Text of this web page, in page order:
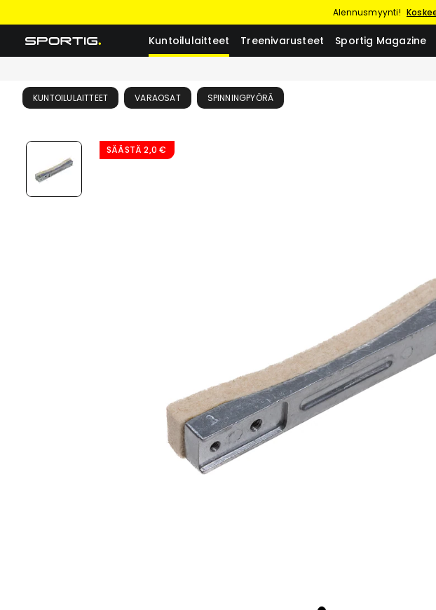
Alennusmyynti!
Kuntoilulaitteet Treenivarusteet Sportig Magazine
KUNTOILULAITTEET VARAOSAT SPINNINGPYÖRÄ
SÄÄSTÄ 2,0 €